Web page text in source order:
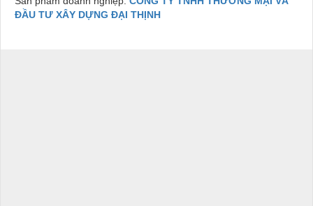
ĐẦU TƯ XÂY DỰNG ĐẠI THỊNH